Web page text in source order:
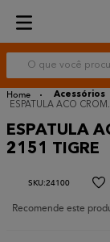
O que você
Acessórios
ESPATULA ACO
ESPATULA
2151 TIGRE
:24100
Recomende este